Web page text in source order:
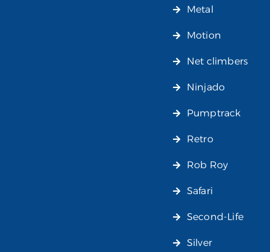
Metal
Motion
Net climbers
Ninjado
Pumptrack
Retro
Rob Roy
Safari
Second-Life
Silver